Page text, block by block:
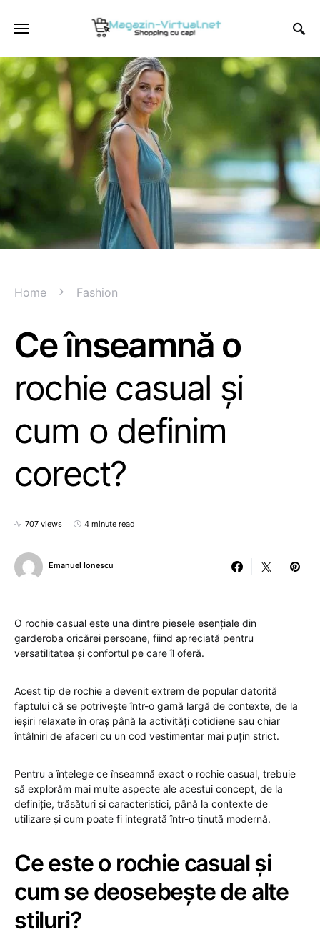
Home Fashion
Ce înseamnă o
rochie casual și
cum o definim
corect?
707 views 4 minute read
Emanuel Ionescu
O rochie casual este una dintre piesele esențiale din
garderoba oricărei persoane, fiind apreciată pentru
versatilitatea și confortul pe care îl oferă.
Acest tip de rochie a devenit extrem de popular datorită
faptului că se potrivește într-o gamă largă de contexte, de la
ieșiri relaxate în oraș până la activități cotidiene sau chiar
întâlniri de afaceri cu un cod vestimentar mai puțin strict.
Pentru a înțelege ce înseamnă exact o rochie casual, trebuie
să explorăm mai multe aspecte ale acestui concept, de la
definiție, trăsături și caracteristici, până la contexte de
utilizare și cum poate fi integrată într-o ținută modernă.
Ce este o rochie casual și
cum se deosebește de alte
stiluri?